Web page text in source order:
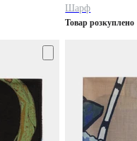
Шарф
Товар розкуплено